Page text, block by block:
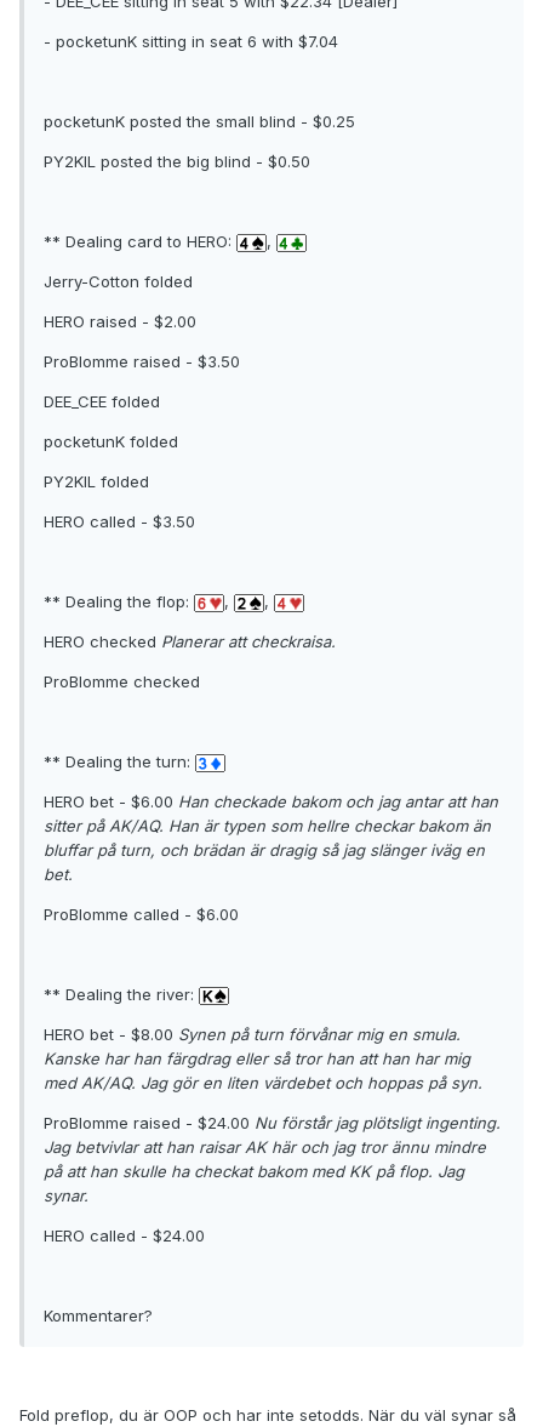
- pocketunK sitting in seat 6 with $7.04
pocketunK posted the small blind - $0.25
PY2KIL posted the big blind - $0.50
** Dealing card to HERO: ,
Jerry-Cotton folded
HERO raised - $2.00
ProBlomme raised - $3.50
DEE_CEE folded
pocketunK folded
PY2KIL folded
HERO called - $3.50
** Dealing the flop: , ,
HERO checked Planerar att checkraisa.
ProBlomme checked
** Dealing the turn:
HERO bet - $6.00 Han checkade bakom och jag antar att han
sitter på AK/AQ. Han är typen som hellre checkar bakom än
bluffar på turn, och brädan är dragig så jag slänger iväg en
bet.
ProBlomme called - $6.00
** Dealing the river:
HERO bet - $8.00 Synen på turn förvånar mig en smula.
Kanske har han färgdrag eller så tror han att han har mig
med AK/AQ. Jag gör en liten värdebet och hoppas på syn.
ProBlomme raised - $24.00 Nu förstår jag plötsligt ingenting.
Jag betvivlar att han raisar AK här och jag tror ännu mindre
på att han skulle ha checkat bakom med KK på flop. Jag
synar.
HERO called - $24.00
Kommentarer?
Fold preflop, du är OOP och har inte setodds. När du väl synar så